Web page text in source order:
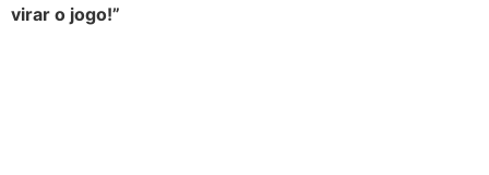
virar o jogo!”